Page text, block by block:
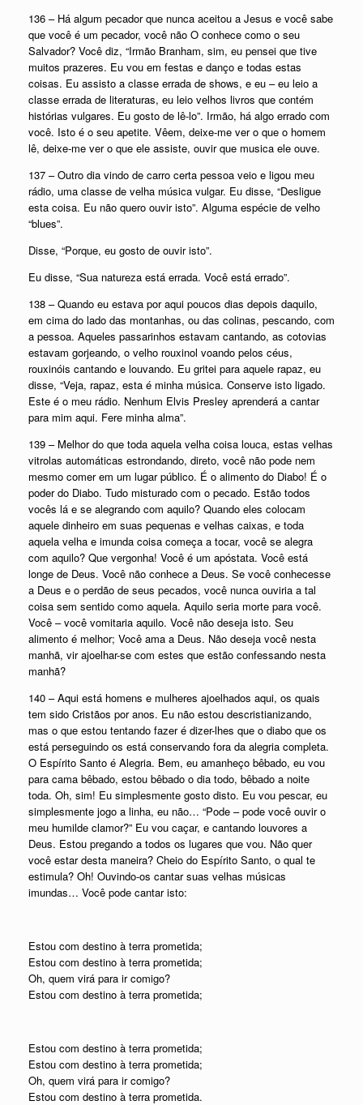
136 – Há algum pecador que nunca aceitou a Jesus e você sabe
que você é um pecador, você não O conhece como o seu
Salvador? Você diz, “Irmão Branham, sim, eu pensei que tive
muitos prazeres. Eu vou em festas e danço e todas estas
coisas. Eu assisto a classe errada de shows, e eu – eu leio a
classe errada de literaturas, eu leio velhos livros que contém
histórias vulgares. Eu gosto de lê-lo”. Irmão, há algo errado com
você. Isto é o seu apetite. Vêem, deixe-me ver o que o homem
lê, deixe-me ver o que ele assiste, ouvir que musica ele ouve.
137 – Outro dia vindo de carro certa pessoa veio e ligou meu
rádio, uma classe de velha música vulgar. Eu disse, “Desligue
esta coisa. Eu não quero ouvir isto”. Alguma espécie de velho
“blues”.
Disse, “Porque, eu gosto de ouvir isto”.
Eu disse, “Sua natureza está errada. Você está errado”.
138 – Quando eu estava por aqui poucos dias depois daquilo,
em cima do lado das montanhas, ou das colinas, pescando, com
a pessoa. Aqueles passarinhos estavam cantando, as cotovias
estavam gorjeando, o velho rouxinol voando pelos céus,
rouxinóis cantando e louvando. Eu gritei para aquele rapaz, eu
disse, “Veja, rapaz, esta é minha música. Conserve isto ligado.
Este é o meu rádio. Nenhum Elvis Presley aprenderá a cantar
para mim aqui. Fere minha alma”.
139 – Melhor do que toda aquela velha coisa louca, estas velhas
vitrolas automáticas estrondando, direto, você não pode nem
mesmo comer em um lugar público. É o alimento do Diabo! É o
poder do Diabo. Tudo misturado com o pecado. Estão todos
vocês lá e se alegrando com aquilo? Quando eles colocam
aquele dinheiro em suas pequenas e velhas caixas, e toda
aquela velha e imunda coisa começa a tocar, você se alegra
com aquilo? Que vergonha! Você é um apóstata. Você está
longe de Deus. Você não conhece a Deus. Se você conhecesse
a Deus e o perdão de seus pecados, você nunca ouviria a tal
coisa sem sentido como aquela. Aquilo seria morte para você.
Você – você vomitaria aquilo. Você não deseja isto. Seu
alimento é melhor; Você ama a Deus. Não deseja você nesta
manhã, vir ajoelhar-se com estes que estão confessando nesta
manhã?
140 – Aqui está homens e mulheres ajoelhados aqui, os quais
tem sido Cristãos por anos. Eu não estou descristianizando,
mas o que estou tentando fazer é dizer-lhes que o diabo que os
está perseguindo os está conservando fora da alegria completa.
O Espírito Santo é Alegria. Bem, eu amanheço bêbado, eu vou
para cama bêbado, estou bêbado o dia todo, bêbado a noite
toda. Oh, sim! Eu simplesmente gosto disto. Eu vou pescar, eu
simplesmente jogo a linha, eu não… “Pode – pode você ouvir o
meu humilde clamor?” Eu vou caçar, e cantando louvores a
Deus. Estou pregando a todos os lugares que vou. Não quer
você estar desta maneira? Cheio do Espírito Santo, o qual te
estimula? Oh! Ouvindo-os cantar suas velhas músicas
imundas… Você pode cantar isto:
Estou com destino à terra prometida;
Estou com destino à terra prometida;
Oh, quem virá para ir comigo?
Estou com destino à terra prometida;
Estou com destino à terra prometida;
Estou com destino à terra prometida;
Oh, quem virá para ir comigo?
Estou com destino à terra prometida.